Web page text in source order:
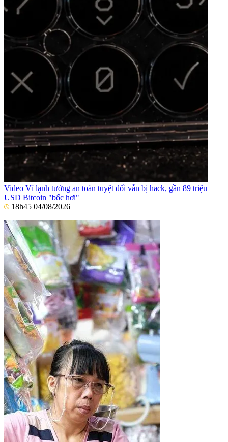
Video Ví lạnh tưởng an toàn tuyệt đối vẫn bị hack, gần 89 triệu
USD Bitcoin "bốc hơi"
18h45 04/08/2026